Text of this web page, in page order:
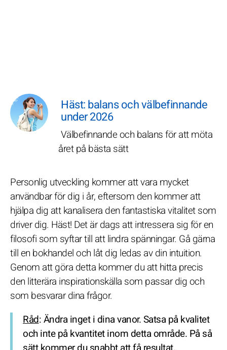
Häst: balans och välbefinnande
under 2026
Välbefinnande och balans för att möta
året på bästa sätt
Personlig utveckling kommer att vara mycket
användbar för dig i år, eftersom den kommer att
hjälpa dig att kanalisera den fantastiska vitalitet som
driver dig. Häst! Det är dags att intressera sig för en
filosofi som syftar till att lindra spänningar. Gå gärna
till en bokhandel och låt dig ledas av din intuition.
Genom att göra detta kommer du att hitta precis
den litterära inspirationskälla som passar dig och
som besvarar dina frågor.
Råd: Ändra inget i dina vanor. Satsa på kvalitet
och inte på kvantitet inom detta område. På så